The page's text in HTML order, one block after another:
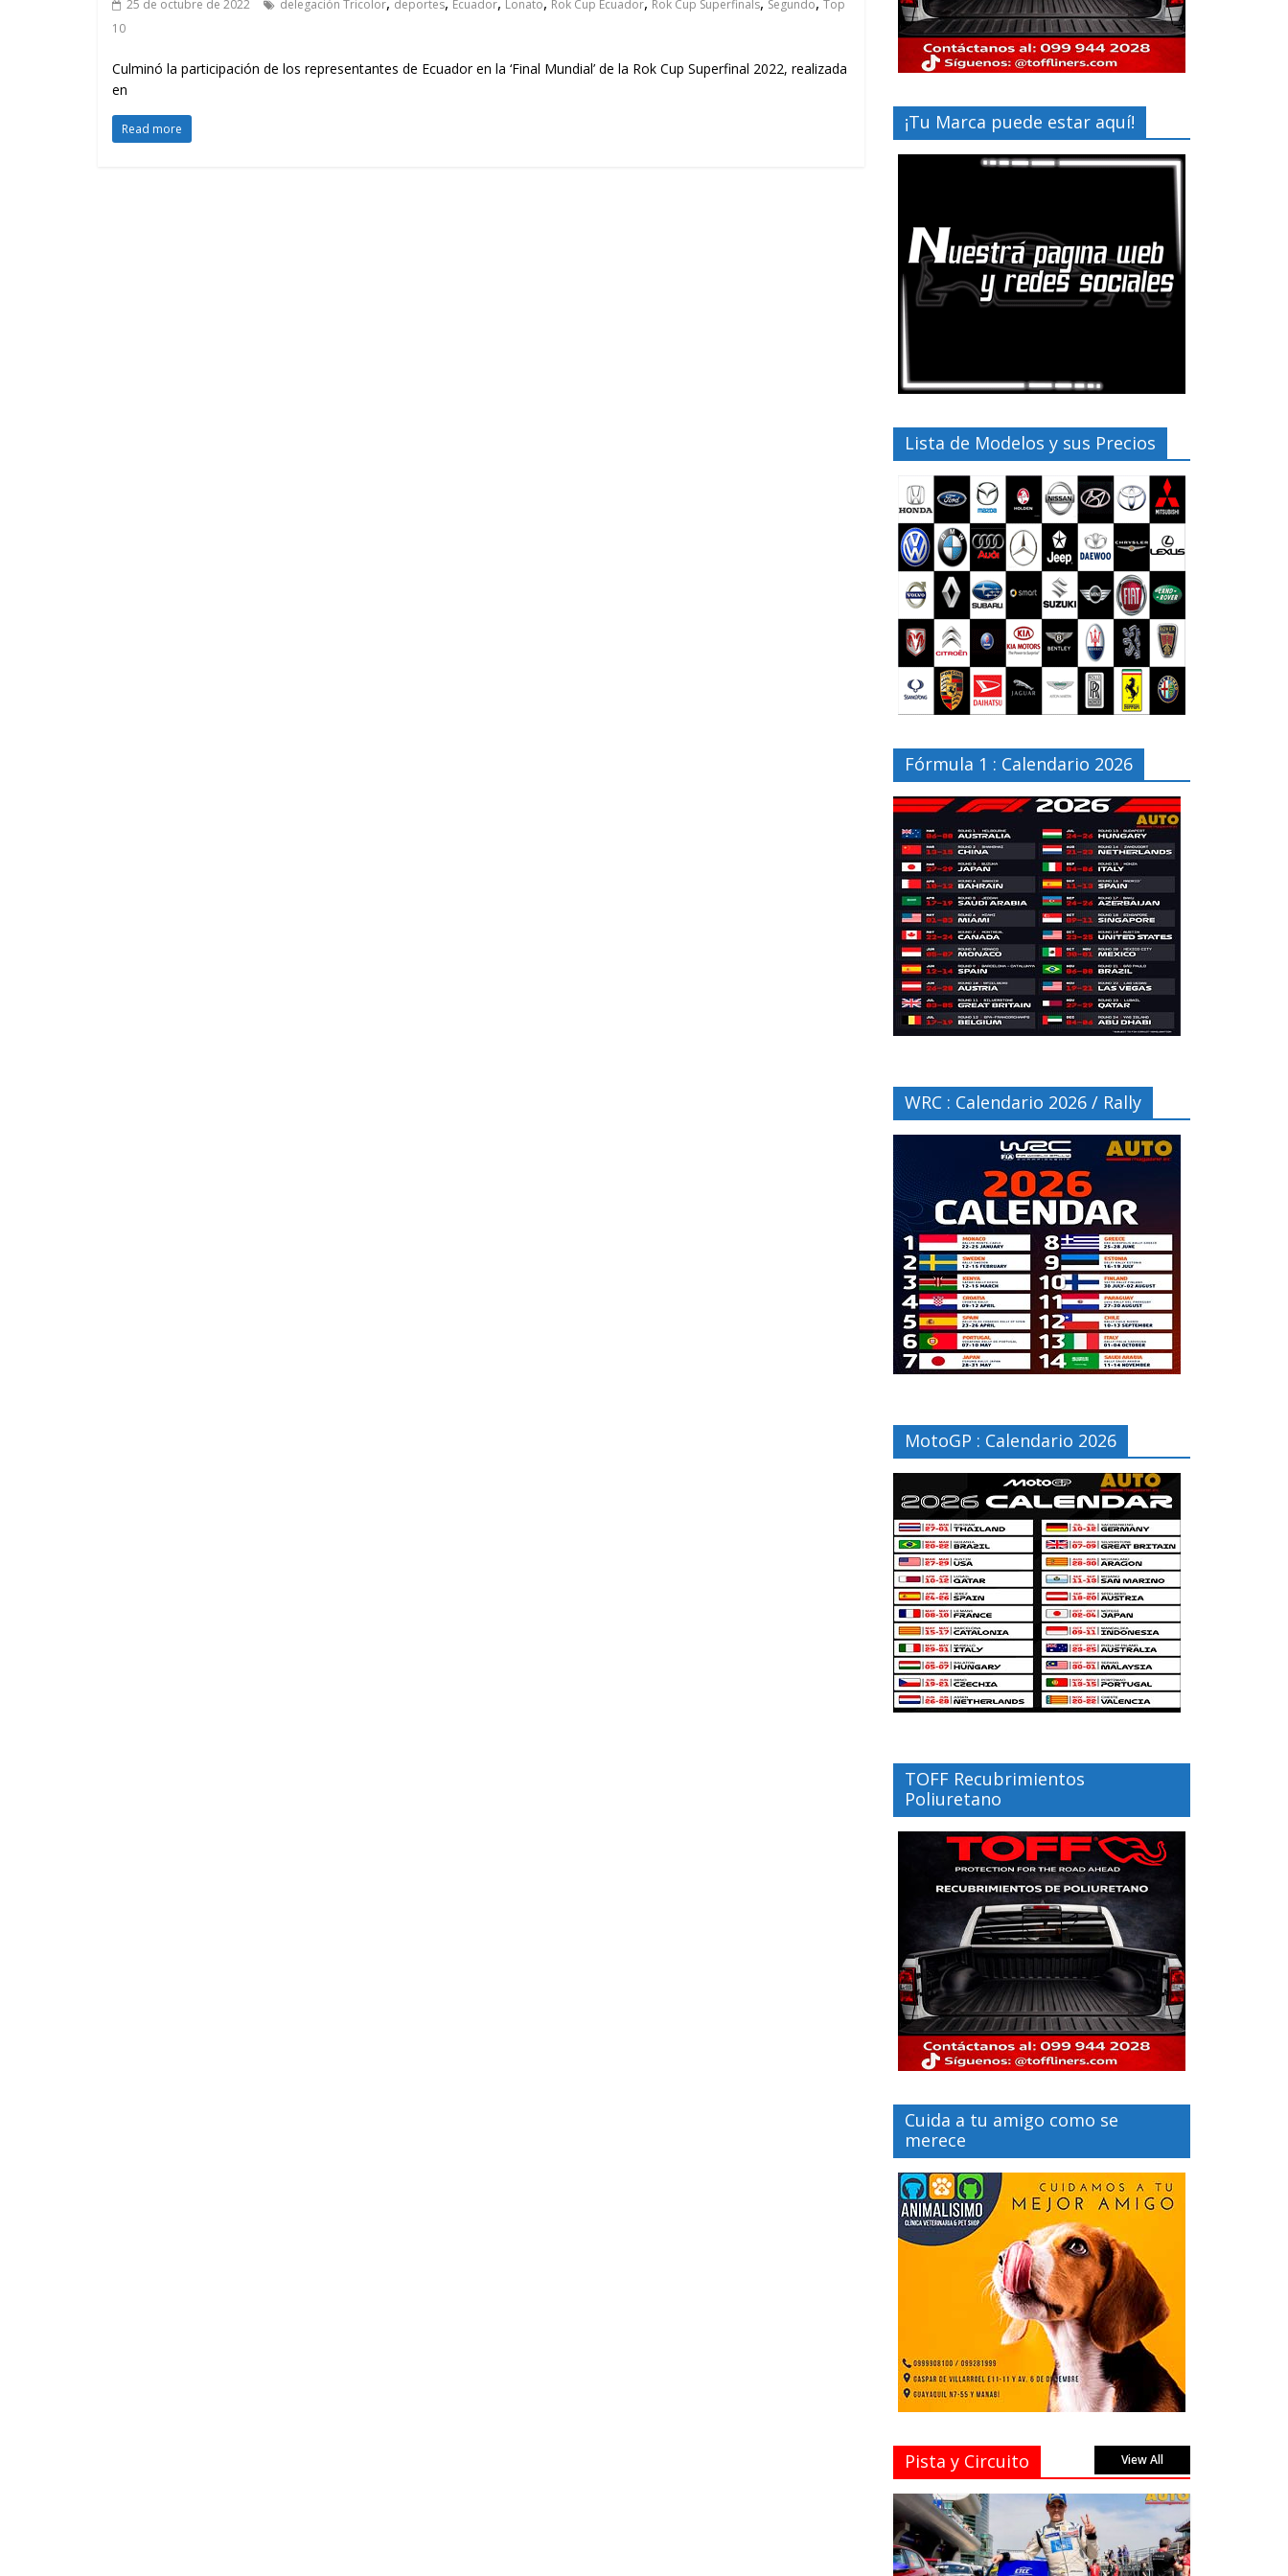
25 de octubre de 2022 delegación Tricolor deportes Ecuador Lonato Rok Cup Ecuador Rok Cup Superfinals Segundo Top
10
Culminó la participación de los representantes de Ecuador en la ‘Final Mundial’ de la Rok Cup Superfinal 2022, realizada
en
Read more ¡Tu Marca puede estar aquí!
Lista de Modelos y sus Precios
Fórmula 1 : Calendario 2026
WRC : Calendario 2026 / Rally
MotoGP : Calendario 2026
TOFF Recubrimientos
Poliuretano
Cuida a tu amigo como se
merece
Pista y Circuito View All